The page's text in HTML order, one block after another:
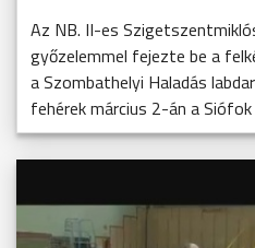
Az NB. II-es
győzelemmel fejezte be a
a Szombathelyi Haladás
fehérek március 2-án a Siófok